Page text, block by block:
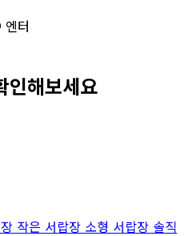
엔터
인해보세요
작은 서랍장 소형 서랍장 솔직